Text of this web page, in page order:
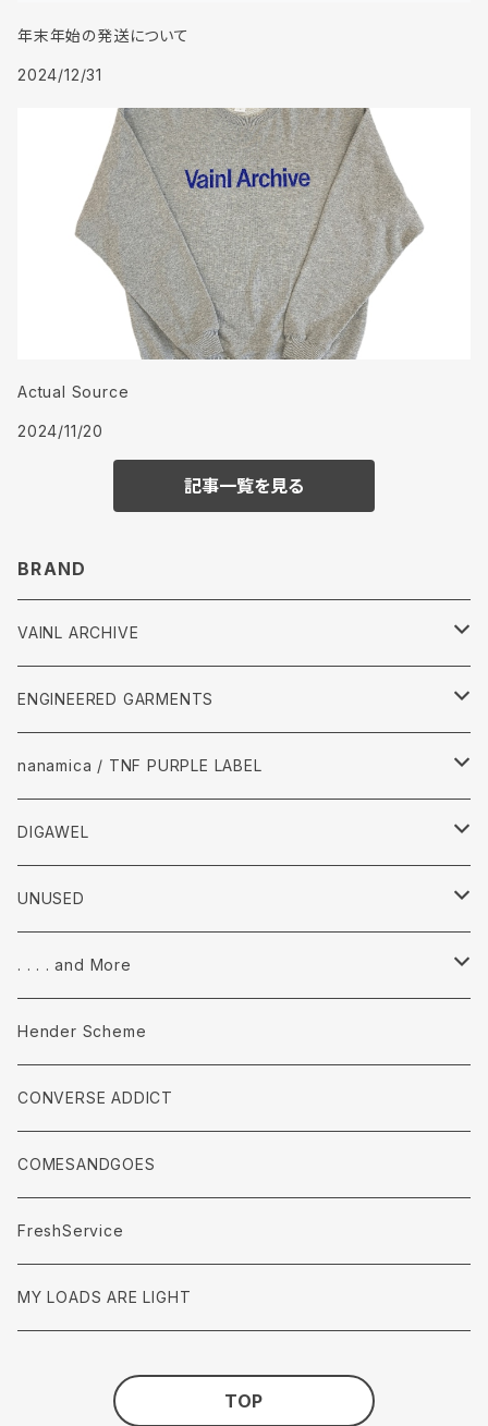
年末年始の発送について
2024/12/31
Actual Source
2024/11/20
記事一覧を見る
BRAND
VAINL ARCHIVE
Tops
Pants
accessories
ENGINEERED GARMENTS
Tops
Pants
accessories
nanamica / TNF PURPLE LABEL
Tops
pants
accessories
DIGAWEL
Tops
Pants
accessories
UNUSED
Tops
Pants
accessories
. . . . and More
Tops
Pants
accessories
Hender Scheme
CONVERSE ADDICT
COMESANDGOES
FreshService
MY LOADS ARE LIGHT
TOP